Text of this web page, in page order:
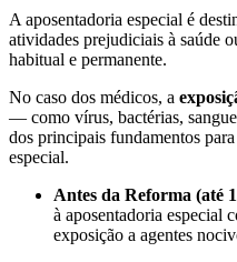
A aposentadoria especial é
atividades prejudiciais à saúde
habitual e permanente.
No caso dos médicos, a
— como vírus, bactérias,
dos principais fundamentos
especial.
Antes da Reforma (até
à aposentadoria especial
exposição a agentes